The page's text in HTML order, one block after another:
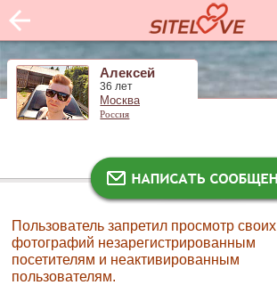
Алексей
36 лет
Москва
Россия
Пользователь запретил просмотр своих
фотографий незарегистрированным
посетителям и неактивированным
пользователям.